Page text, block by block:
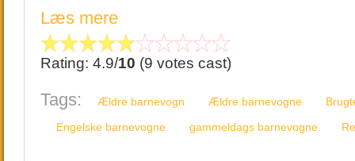
Læs mere
Rating: 4.9/10 (9 votes cast)
Tags: Ældre barnevogn Ældre barnevogne
Engelske barnevogne
gammeldags barnevogne